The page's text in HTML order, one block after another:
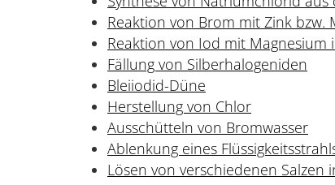
Reaktion von Brom mit Zink bzw.
Reaktion von Iod mit
Fällung von Silberhalogeniden
Bleiiodid-Düne
Herstellung von Chlor
Ausschütteln von Bromwasser
Ablenkung eines
Lösen von verschiedenen Salzen